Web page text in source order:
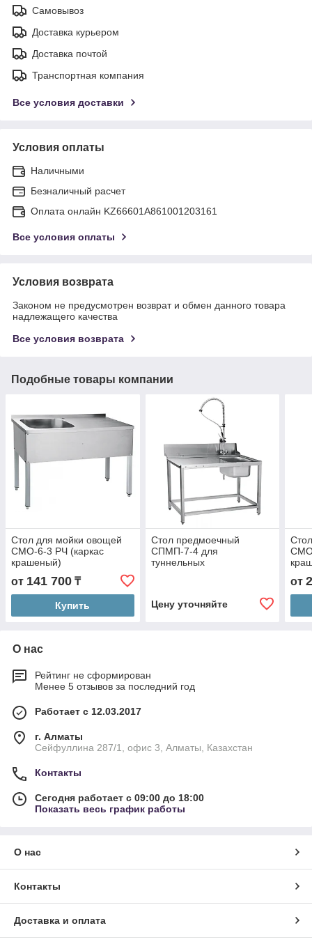
Самовывоз
Доставка курьером
Доставка почтой
Транспортная компания
Все условия доставки
Условия оплаты
Наличными
Безналичный расчет
Оплата онлайн KZ66601A861001203161
Все условия оплаты
Условия возврата
Законом не предусмотрен возврат и обмен данного товара
надлежащего качества
Все условия возврата
Подобные товары компании
Стол для мойки овощей
СМО-6-3 РЧ (каркас
крашеный)
от 141 700 ₸
Купить
Стол предмоечный
СПМП-7-4 для
туннельных
Цену уточняйте
от
О нас
Рейтинг не сформирован
Менее 5 отзывов за последний год
Работает с 12.03.2017
г. Алматы
Сейфуллина 287/1, офис 3, Алматы, Казахстан
Контакты
Сегодня работает с 09:00 до 18:00
Показать весь график работы
О нас
Контакты
Доставка и оплата